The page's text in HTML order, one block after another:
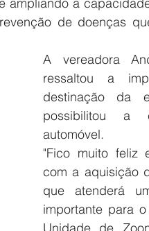
de doenças
A vereadora
ressaltou a
destinação da
possibilitou a
automóvel.
"Fico muito feliz
com a aquisição
que atenderá
importante para
Unidade de